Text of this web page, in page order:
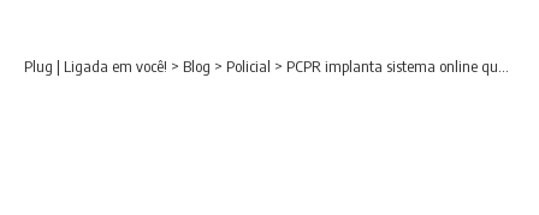
Plug | Ligada em você! > Blog > Policial > PCPR implanta sistema online que acelera identificação por impressões digitais